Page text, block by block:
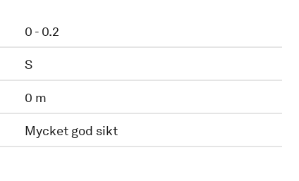
0 - 0.2
S
0 m
Mycket god sikt